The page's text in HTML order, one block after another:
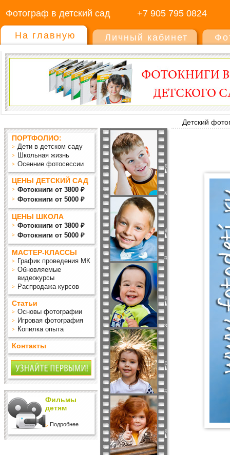
Фотограф в детский сад +7 905 795 0824
На главную Личный кабинет
Детский
ПОРТФОЛИО:
Дети в детском саду
Школьная жизнь
Осенние фотосессии
ЦЕНЫ ДЕТСКИЙ САД
Фотокниги от 3800 ₽
Фотокниги от 5000 ₽
ЦЕНЫ ШКОЛА
Фотокниги от 3800 ₽
Фотокниги от 5000 ₽
МАСТЕР-КЛАССЫ
График проведения МК
Обновляемые
видеокурсы
Распродажа курсов
Статьи
Основы фотографии
Игровая фотография
Копилка опыта
Контакты
Фильмы
детям
Подробнее